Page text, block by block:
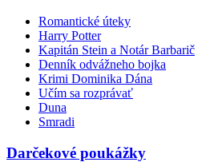
Romantické úteky
Harry Potter
Kapitán Stein a Notár Barbarič
Denník odvážneho bojka
Krimi Dominika Dána
Učím sa rozprávať
Duna
Smradi
Darčekové poukážky